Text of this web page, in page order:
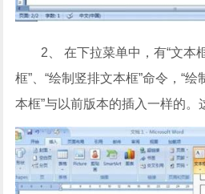
2、 在下拉菜单中，有“文本
框”、“绘制竖排文本框”命令，“绘
本框”与以前版本的插入一样的。